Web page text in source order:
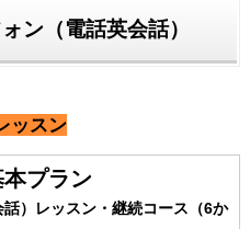
ン（電話英会話）
ッスン
プラン
）レッスン・継続コース（6か